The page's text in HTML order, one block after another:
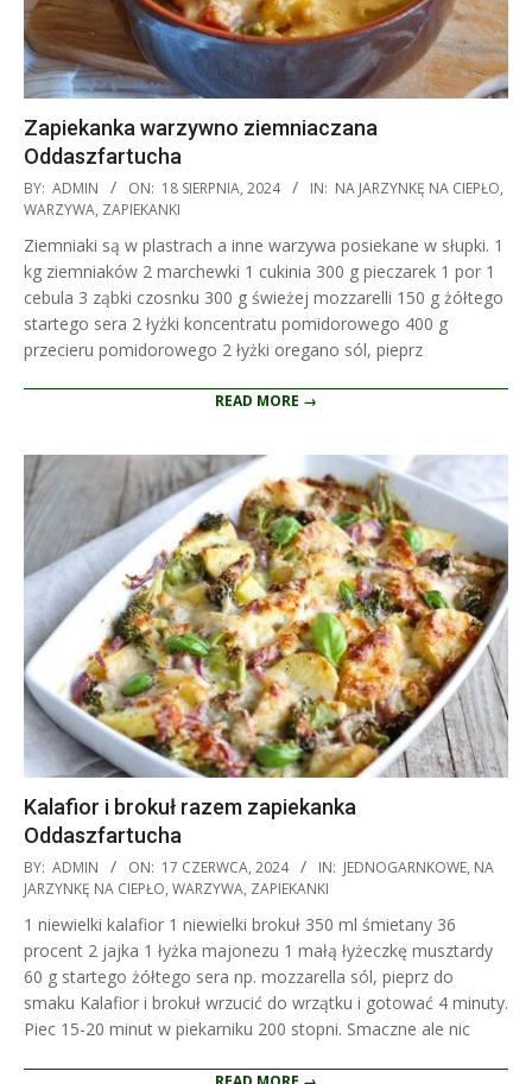
Zapiekanka warzywno ziemniaczana
Oddaszfartucha
2024-
08-
BY: ADMIN ON: 18 SIERPNIA, 2024 IN: NA JARZYNKĘ NA CIEPŁO,
WARZYWA, ZAPIEKANKI
Ziemniaki są w plastrach a inne warzywa posiekane w słupki. 1
kg ziemniaków 2 marchewki 1 cukinia 300 g pieczarek 1 por 1
cebula 3 ząbki czosnku 300 g świeżej mozzarelli 150 g żółtego
startego sera 2 łyżki koncentratu pomidorowego 400 g
przecieru pomidorowego 2 łyżki oregano sól, pieprz
READ MORE →
Kalafior i brokuł razem zapiekanka
Oddaszfartucha
2024-
06-
17
BY: ADMIN ON: 17 CZERWCA, 2024 IN: JEDNOGARNKOWE, NA
JARZYNKĘ NA CIEPŁO, WARZYWA, ZAPIEKANKI
1 niewielki kalafior 1 niewielki brokuł 350 ml śmietany 36
procent 2 jajka 1 łyżka majonezu 1 małą łyżeczkę musztardy
60 g startego żółtego sera np. mozzarella sól, pieprz do
smaku Kalafior i brokuł wrzucić do wrzątku i gotować 4 minuty.
Piec 15-20 minut w piekarniku 200 stopni. Smaczne ale nic